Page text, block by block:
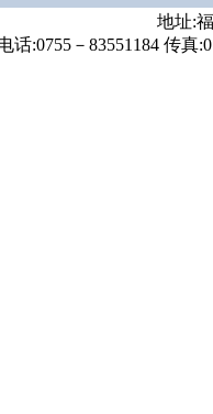
地址:
话:0755－83551184 传真